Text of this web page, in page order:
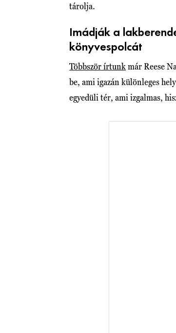
tárolja.
Imádják a
könyvespolcát
Többször írtunkmár Reese
be, ami igazán különleges
egyedüli tér, ami izgalmas,